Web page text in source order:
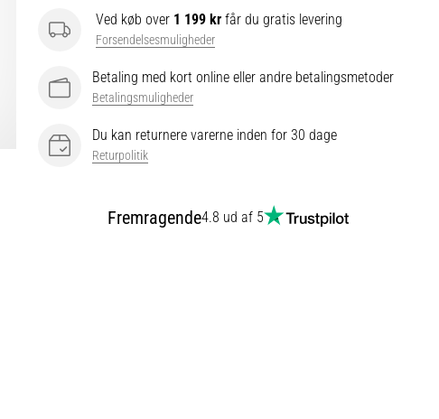
Ved køb over 1 199 kr får du gratis levering
Forsendelsesmuligheder
Betaling med kort online eller andre betalingsmetoder
Betalingsmuligheder
Du kan returnere varerne inden for 30 dage
Returpolitik
Fremragende4.8 ud af 5